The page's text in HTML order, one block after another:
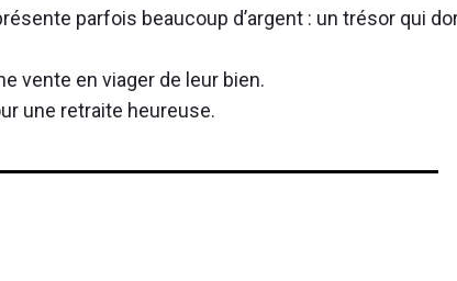
parfois beaucoup d’argent : un trésor qui
vente en viager de leur bien.
une retraite heureuse.